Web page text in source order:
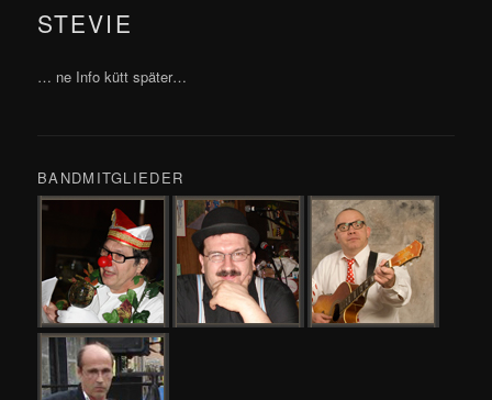
STEVIE
… ne Info kütt später…
BANDMITGLIEDER